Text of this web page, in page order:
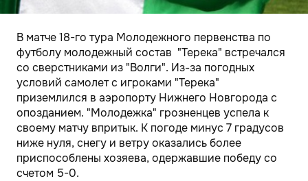
В матче 18-го тура Молодежного первенства по
футболу молодежный состав "Терека" встречался
со сверстниками из "Волги". Из-за погодных
условий самолет с игроками "Терека"
приземлился в аэропорту Нижнего Новгорода с
опозданием. "Молодежка" грозненцев успела к
своему матчу впритык. К погоде минус 7 градусов
ниже нуля, снегу и ветру оказались более
приспособлены хозяева, одержавшие победу со
счетом 5-0.